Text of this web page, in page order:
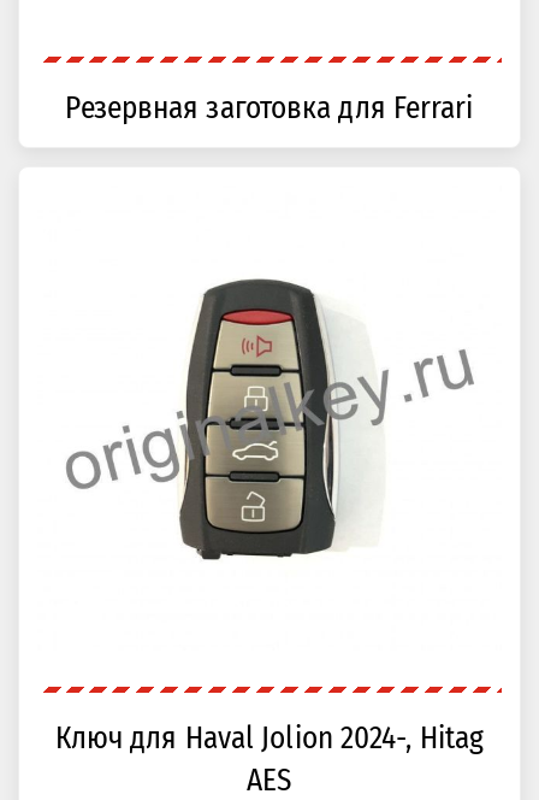
Резервная заготовка для Ferrari
Ключ для Haval Jolion 2024-, Hitag
AES